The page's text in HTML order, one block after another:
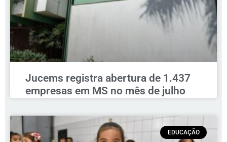
Jucems registra abertura de 1.437
empresas em MS no mês de julho
EDUCAÇÃO